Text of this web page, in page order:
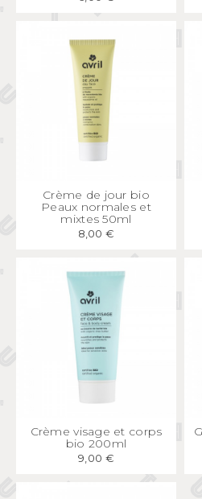
APERÇU RAPIDE
Crème de jour bio
Peaux normales et
mixtes 50ml
8,00 €
APERÇU
Crème visage et corps
bio 200ml
9,00 €